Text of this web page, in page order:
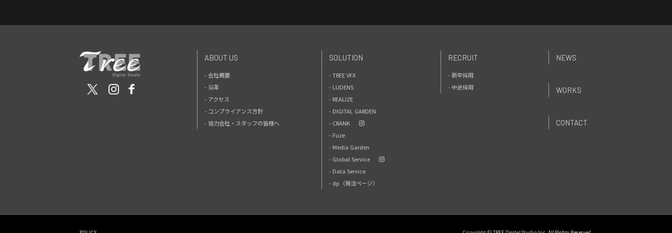
ABOUT US
- 会社概要
- 沿革
- アクセス
- コンプライアンス方針
- 協力会社・スタッフの皆様へ
SOLUTION
- TREE VFX
- LUDENS
- REALIZE
- DIGITAL GARDEN
- CRANK
- Fuze
- Media Garden
- Global Service
- Data Service
- dp（発注ページ）
RECRUIT
- 新卒採用
- 中途採用
NEWS
WORKS
CONTACT
POLICY